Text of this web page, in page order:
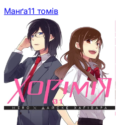
Манґа11 томів